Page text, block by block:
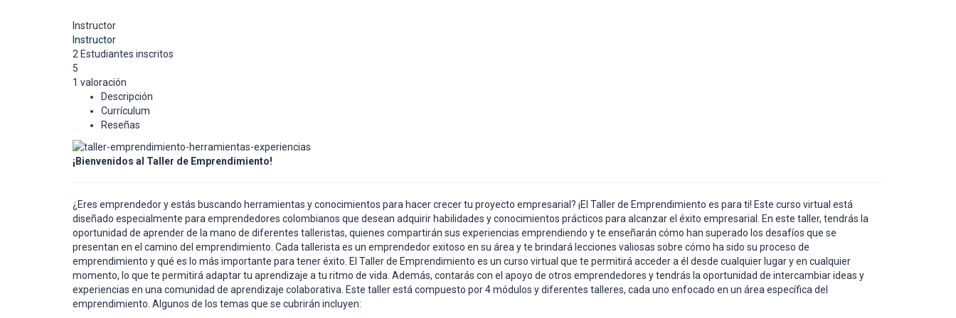
Instructor
Instructor
2 Estudiantes inscritos
5
1 valoración
Descripción
Currículum
Reseñas
¡Bienvenidos al Taller de Emprendimiento!
¿Eres emprendedor y estás buscando herramientas y conocimientos para hacer crecer tu proyecto empresarial? ¡El Taller de Emprendimiento es para ti! Este curso virtual está
diseñado especialmente para emprendedores colombianos que desean adquirir habilidades y conocimientos prácticos para alcanzar el éxito empresarial. En este taller, tendrás la
oportunidad de aprender de la mano de diferentes talleristas, quienes compartirán sus experiencias emprendiendo y te enseñarán cómo han superado los desafíos que se
presentan en el camino del emprendimiento. Cada tallerista es un emprendedor exitoso en su área y te brindará lecciones valiosas sobre cómo ha sido su proceso de
emprendimiento y qué es lo más importante para tener éxito. El Taller de Emprendimiento es un curso virtual que te permitirá acceder a él desde cualquier lugar y en cualquier
momento, lo que te permitirá adaptar tu aprendizaje a tu ritmo de vida. Además, contarás con el apoyo de otros emprendedores y tendrás la oportunidad de intercambiar ideas y
experiencias en una comunidad de aprendizaje colaborativa. Este taller está compuesto por 4 módulos y diferentes talleres, cada uno enfocado en un área específica del
emprendimiento. Algunos de los temas que se cubrirán incluyen: